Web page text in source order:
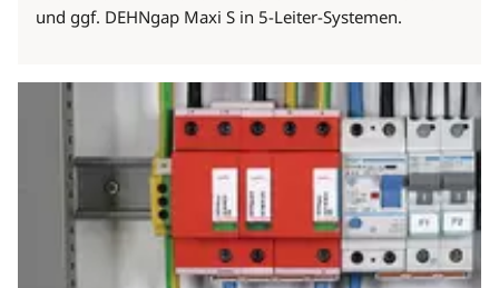
und ggf. DEHNgap Maxi S in 5-Leiter-Systemen.